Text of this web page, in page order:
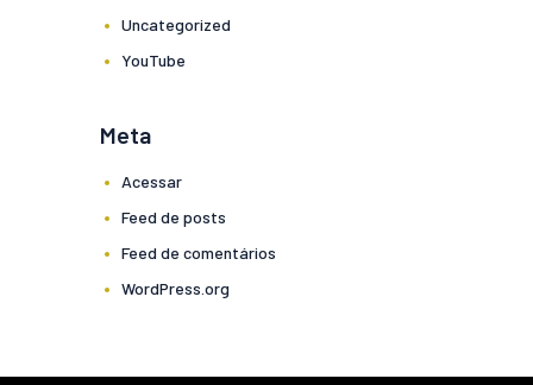
Uncategorized
YouTube
Meta
Acessar
Feed de posts
Feed de comentários
WordPress.org